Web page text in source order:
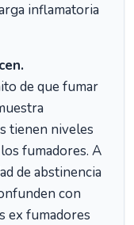
inflamatoria
de que fumar
tienen niveles
fumadores. A
de abstinencia
con
ex fumadores